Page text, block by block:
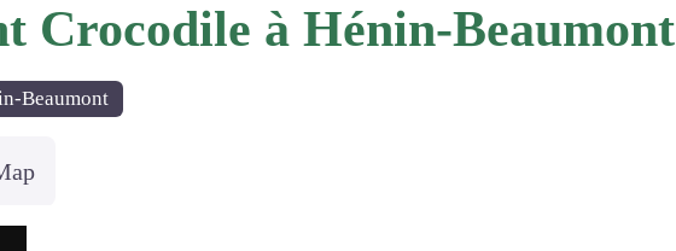
Crocodile à Hénin-Beaumont
Beaumont